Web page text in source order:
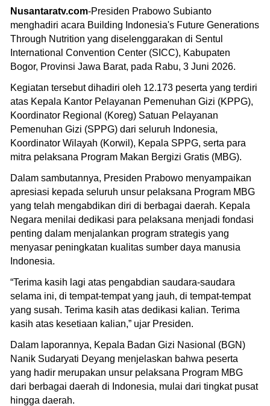
Nusantaratv.com-Presiden Prabowo Subianto
menghadiri acara Building Indonesia's Future Generations
Through Nutrition yang diselenggarakan di Sentul
International Convention Center (SICC), Kabupaten
Bogor, Provinsi Jawa Barat, pada Rabu, 3 Juni 2026.
Kegiatan tersebut dihadiri oleh 12.173 peserta yang terdiri
atas Kepala Kantor Pelayanan Pemenuhan Gizi (KPPG),
Koordinator Regional (Koreg) Satuan Pelayanan
Pemenuhan Gizi (SPPG) dari seluruh Indonesia,
Koordinator Wilayah (Korwil), Kepala SPPG, serta para
mitra pelaksana Program Makan Bergizi Gratis (MBG).
Dalam sambutannya, Presiden Prabowo menyampaikan
apresiasi kepada seluruh unsur pelaksana Program MBG
yang telah mengabdikan diri di berbagai daerah. Kepala
Negara menilai dedikasi para pelaksana menjadi fondasi
penting dalam menjalankan program strategis yang
menyasar peningkatan kualitas sumber daya manusia
Indonesia.
“Terima kasih lagi atas pengabdian saudara-saudara
selama ini, di tempat-tempat yang jauh, di tempat-tempat
yang susah. Terima kasih atas dedikasi kalian. Terima
kasih atas kesetiaan kalian,” ujar Presiden.
Dalam laporannya, Kepala Badan Gizi Nasional (BGN)
Nanik Sudaryati Deyang menjelaskan bahwa peserta
yang hadir merupakan unsur pelaksana Program MBG
dari berbagai daerah di Indonesia, mulai dari tingkat pusat
hingga daerah.